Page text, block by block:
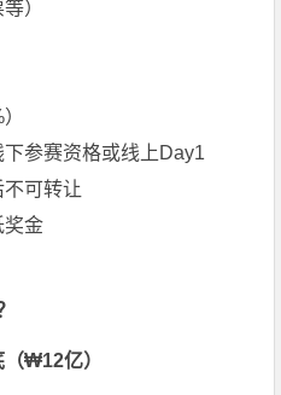
）
参赛资格或线上Day1
可转让
奖金
₩12亿）